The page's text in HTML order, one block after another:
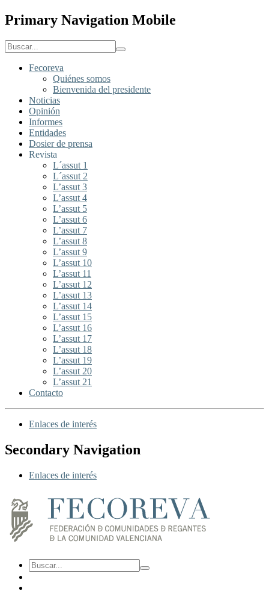
Primary Navigation Mobile
Fecoreva
Quiénes somos
Bienvenida del presidente
Noticias
Opinión
Informes
Entidades
Dosier de prensa
Revista
L´assut 1
L´assut 2
L’assut 3
L’assut 4
L’assut 5
L’assut 6
L’assut 7
L’assut 8
L’assut 9
L’assut 10
L’assut 11
L’assut 12
L’assut 13
L’assut 14
L’assut 15
L’assut 16
L’assut 17
L’assut 18
L’assut 19
L’assut 20
L’assut 21
Contacto
Enlaces de interés
Secondary Navigation
Enlaces de interés